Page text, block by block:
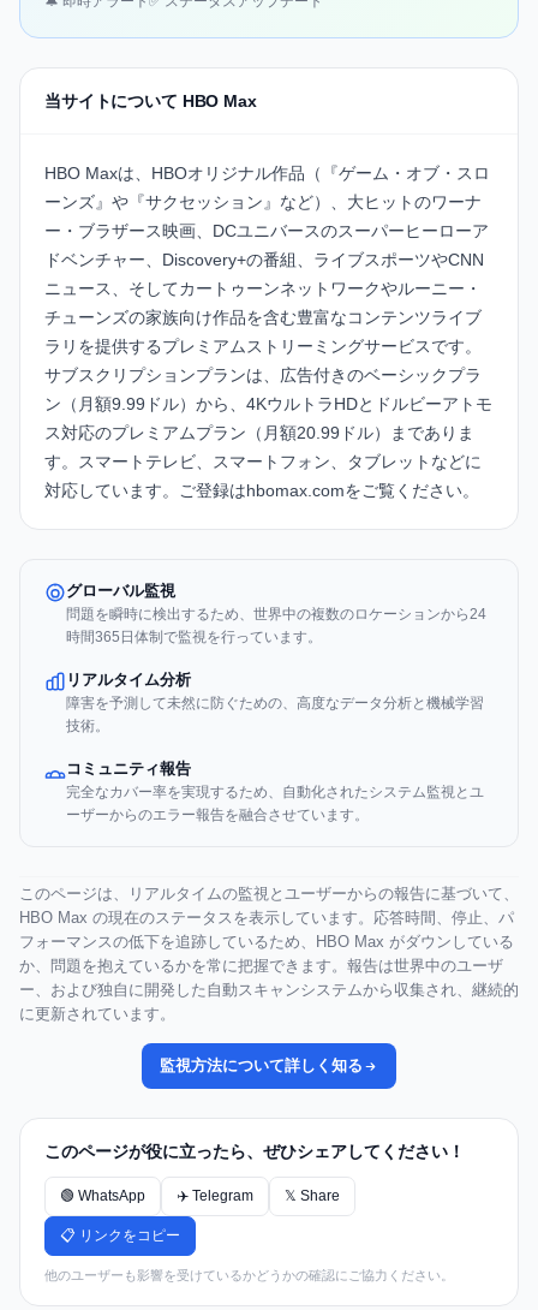
当サイトについて HBO Max
HBO Maxは、HBOオリジナル作品（『ゲーム・オブ・スロ
ーンズ』や『サクセッション』など）、大ヒットのワーナ
ー・ブラザース映画、DCユニバースのスーパーヒーローア
ドベンチャー、Discovery+の番組、ライブスポーツやCNN
ニュース、そしてカートゥーンネットワークやルーニー・
チューンズの家族向け作品を含む豊富なコンテンツライブ
ラリを提供するプレミアムストリーミングサービスです。
サブスクリプションプランは、広告付きのベーシックプラ
ン（月額9.99ドル）から、4KウルトラHDとドルビーアトモ
ス対応のプレミアムプラン（月額20.99ドル）までありま
す。スマートテレビ、スマートフォン、タブレットなどに
対応しています。ご登録はhbomax.comをご覧ください。
グローバル監視
問題を瞬時に検出するため、世界中の複数のロケーションから24
時間365日体制で監視を行っています。
リアルタイム分析
障害を予測して未然に防ぐための、高度なデータ分析と機械学習
技術。
コミュニティ報告
完全なカバー率を実現するため、自動化されたシステム監視とユ
ーザーからのエラー報告を融合させています。
このページは、リアルタイムの監視とユーザーからの報告に基づいて、
HBO Max の現在のステータスを表示しています。応答時間、停止、パ
フォーマンスの低下を追跡しているため、HBO Max がダウンしている
か、問題を抱えているかを常に把握できます。報告は世界中のユーザ
ー、および独自に開発した自動スキャンシステムから収集され、継続的
に更新されています。
監視方法について詳しく知る
このページが役に立ったら、ぜひシェアしてください！
🟢 WhatsApp ✈️ Telegram 𝕏 Share
📋 リンクをコピー
他のユーザーも影響を受けているかどうかの確認にご協力ください。